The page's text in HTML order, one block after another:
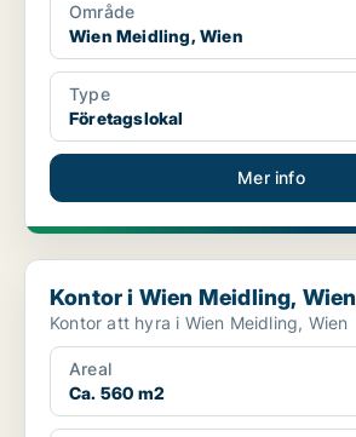
Område
Wien Meidling, Wien
Type
Företagslokal
Mer info
Kontor i Wien Meidling, Wien
Kontor i Wien Meidling, Wien
Kontor att hyra i Wien Meidling, Wien
Areal
Ca. 560 m2